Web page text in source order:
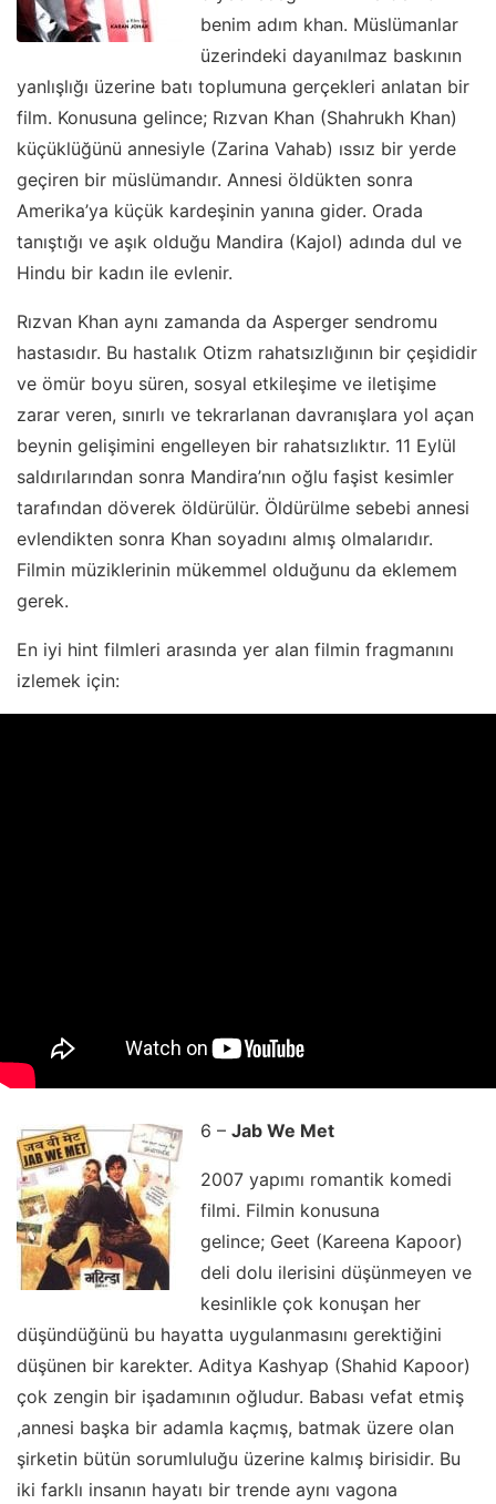
benim adım khan. Müslümanlar
üzerindeki dayanılmaz baskının
yanlışlığı üzerine batı toplumuna gerçekleri anlatan bir
film. Konusuna gelince; Rızvan Khan (Shahrukh Khan)
küçüklüğünü annesiyle (Zarina Vahab) ıssız bir yerde
geçiren bir müslümandır. Annesi öldükten sonra
Amerika’ya küçük kardeşinin yanına gider. Orada
tanıştığı ve aşık olduğu Mandira (Kajol) adında dul ve
Hindu bir kadın ile evlenir.
Rızvan Khan aynı zamanda da Asperger sendromu
hastasıdır. Bu hastalık Otizm rahatsızlığının bir çeşididir
ve ömür boyu süren, sosyal etkileşime ve iletişime
zarar veren, sınırlı ve tekrarlanan davranışlara yol açan
beynin gelişimini engelleyen bir rahatsızlıktır. 11 Eylül
saldırılarından sonra Mandira’nın oğlu faşist kesimler
tarafından döverek öldürülür. Öldürülme sebebi annesi
evlendikten sonra Khan soyadını almış olmalarıdır.
Filmin müziklerinin mükemmel olduğunu da eklemem
gerek.
En iyi hint filmleri arasında yer alan filmin fragmanını
izlemek için:
6 – Jab We Met
2007 yapımı romantik komedi
filmi. Filmin konusuna
gelince; Geet (Kareena Kapoor)
deli dolu ilerisini düşünmeyen ve
kesinlikle çok konuşan her
düşündüğünü bu hayatta uygulanmasını gerektiğini
düşünen bir karekter. Aditya Kashyap (Shahid Kapoor)
çok zengin bir işadamının oğludur. Babası vefat etmiş
,annesi başka bir adamla kaçmış, batmak üzere olan
şirketin bütün sorumluluğu üzerine kalmış birisidir. Bu
iki farklı insanın hayatı bir trende aynı vagona